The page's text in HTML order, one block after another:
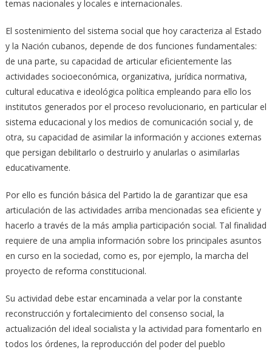
temas nacionales y locales e internacionales.
El sostenimiento del sistema social que hoy caracteriza al Estado
y la Nación cubanos, depende de dos funciones fundamentales:
de una parte, su capacidad de articular eficientemente las
actividades socioeconómica, organizativa, jurídica normativa,
cultural educativa e ideológica política empleando para ello los
institutos generados por el proceso revolucionario, en particular el
sistema educacional y los medios de comunicación social y, de
otra, su capacidad de asimilar la información y acciones externas
que persigan debilitarlo o destruirlo y anularlas o asimilarlas
educativamente.
Por ello es función básica del Partido la de garantizar que esa
articulación de las actividades arriba mencionadas sea eficiente y
hacerlo a través de la más amplia participación social. Tal finalidad
requiere de una amplia información sobre los principales asuntos
en curso en la sociedad, como es, por ejemplo, la marcha del
proyecto de reforma constitucional.
Su actividad debe estar encaminada a velar por la constante
reconstrucción y fortalecimiento del consenso social, la
actualización del ideal socialista y la actividad para fomentarlo en
todos los órdenes, la reproducción del poder del pueblo